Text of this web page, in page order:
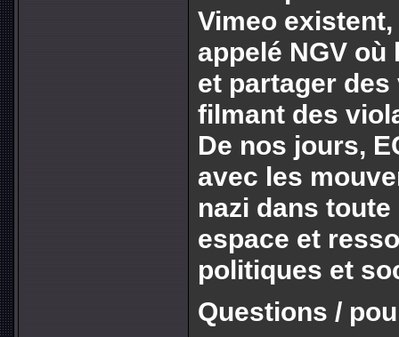
Vimeo
appelé NGV
et partager
filmant des
De nos jours,
avec les
nazi dans
espace et
politiques et
Questions /